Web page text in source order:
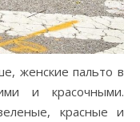
женские пальто в
и красочными.
красные и